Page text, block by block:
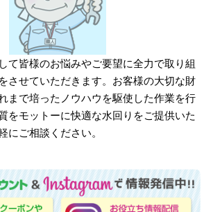
て皆様のお悩みやご要望に全力で取り組
させていただきます。お客様の大切な財
まで培ったノウハウを駆使した作業を行
をモットーに快適な水回りをご提供いた
にご相談ください。